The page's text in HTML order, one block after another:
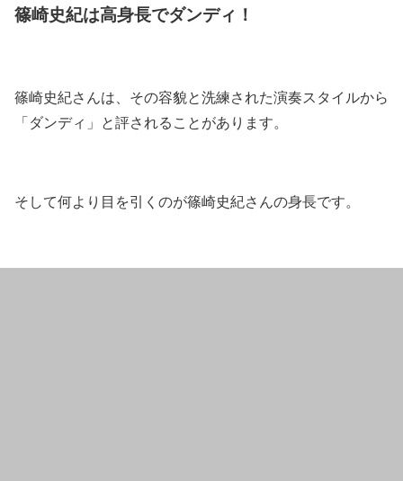
篠崎史紀は高身長でダンディ！
篠崎史紀さんは、その容貌と洗練された演奏スタイルから
「ダンディ」と評されることがあります。
そして何より目を引くのが篠崎史紀さんの身長です。